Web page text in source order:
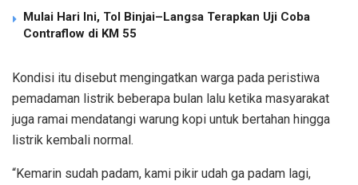
Mulai Hari Ini, Tol Binjai–Langsa Terapkan Uji Coba
Contraflow di KM 55
Kondisi itu disebut mengingatkan warga pada peristiwa
pemadaman listrik beberapa bulan lalu ketika masyarakat
juga ramai mendatangi warung kopi untuk bertahan hingga
listrik kembali normal.
“Kemarin sudah padam, kami pikir udah ga padam lagi,